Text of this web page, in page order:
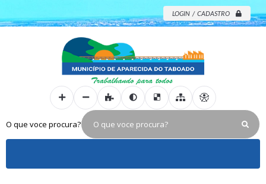
LOGIN / CADASTRO
O que voce procura?